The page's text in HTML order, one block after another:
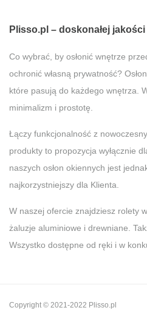
Plisso.pl – doskonałej
Co wybrać, by osłonić wnętrze
ochronić własną prywatność?
które pasują do każdego wnętrza.
minimalizm i prostotę.
Łączy funkcjonalność z
produkty to propozycja wyłącznie
naszych osłon okiennych jest
najkorzystniejszy dla Klienta.
W naszej ofercie znajdziesz rolety
żaluzje aluminiowe i drewniane.
Wszystko dostępne od ręki i w
Copyright © 2021-2022 Plisso.pl